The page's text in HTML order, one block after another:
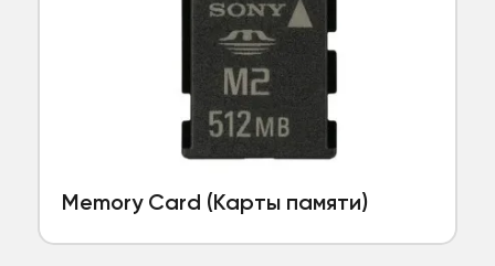
Memory Card (Карты памяти)